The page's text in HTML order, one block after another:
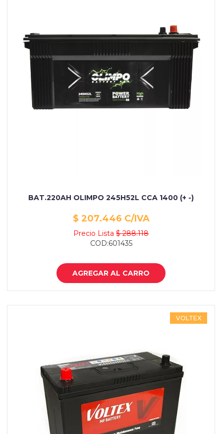
BAT.220AH OLIMPO 245H52L CCA 1400 (+ -)
$ 207.446 C/IVA
Precio Lista $ 288.118
COD:601435
AGREGAR AL CARRO
VOLTEX